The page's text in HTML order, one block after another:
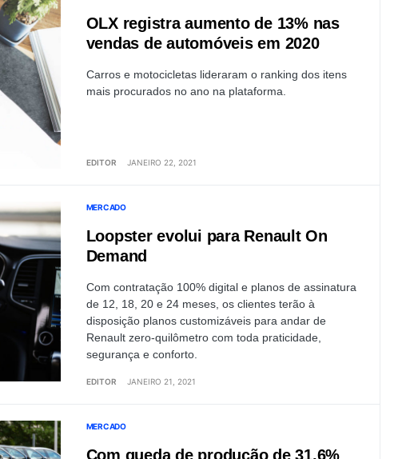
OLX registra aumento de 13% nas
vendas de automóveis em 2020
Carros e motocicletas lideraram o ranking dos itens
mais procurados no ano na plataforma.
EDITOR JANEIRO 22, 2021
MERCADO
Loopster evolui para Renault On
Demand
Com contratação 100% digital e planos de assinatura
de 12, 18, 20 e 24 meses, os clientes terão à
disposição planos customizáveis para andar de
Renault zero-quilômetro com toda praticidade,
segurança e conforto.
EDITOR JANEIRO 21, 2021
MERCADO
Com queda de produção de 31,6%